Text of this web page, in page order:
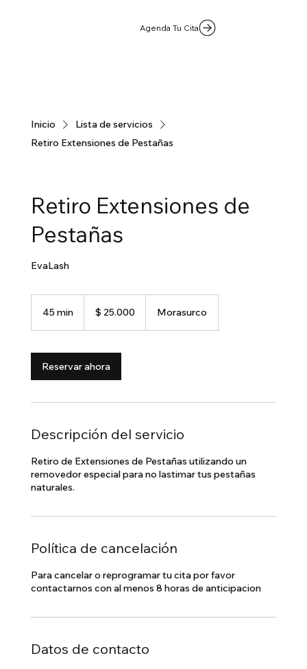
Agenda Tu Cita
Inicio
Lista de servicios
Retiro Extensiones de Pestañas
Retiro Extensiones de
Pestañas
EvaLash
45 min
m
i
n
pesos
colombianos
$ 25.000 Morasurco
Reservar ahora
Descripción del servicio
Retiro de Extensiones de Pestañas utilizando un
removedor especial para no lastimar tus pestañas
naturales.
Política de cancelación
Para cancelar o reprogramar tu cita por favor
contactarnos con al menos 8 horas de anticipacion
Datos de contacto